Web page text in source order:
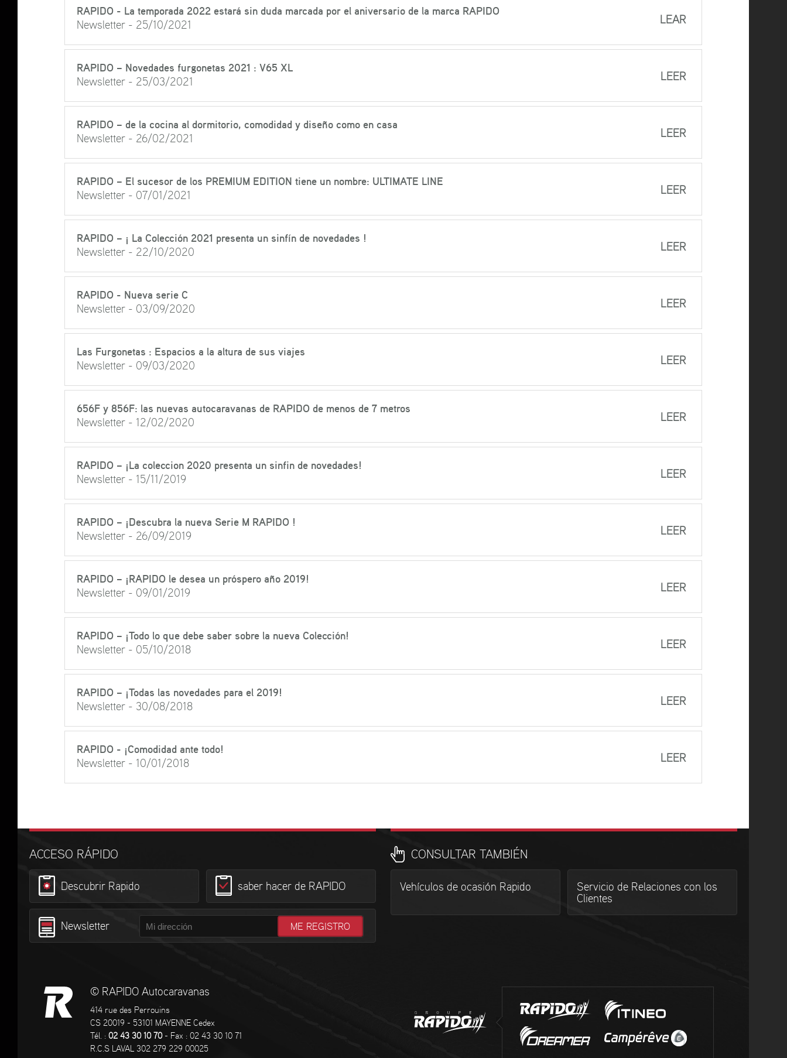
LEAR
RAPIDO - La temporada 2022 estará sin duda marcada por el aniversario de la marca RAPIDO
Newsletter - 25/10/2021
LEER
RAPIDO – Novedades furgonetas 2021 : V65 XL
Newsletter - 25/03/2021
LEER
RAPIDO – de la cocina al dormitorio, comodidad y diseño como en casa
Newsletter - 26/02/2021
LEER
RAPIDO – El sucesor de los PREMIUM EDITION tiene un nombre: ULTIMATE LINE
Newsletter - 07/01/2021
LEER
RAPIDO – ¡ La Colección 2021 presenta un sinfín de novedades !
Newsletter - 22/10/2020
LEER
RAPIDO - Nueva serie C
Newsletter - 03/09/2020
LEER
Las Furgonetas : Espacios a la altura de sus viajes
Newsletter - 09/03/2020
LEER
656F y 856F: las nuevas autocaravanas de RAPIDO de menos de 7 metros
Newsletter - 12/02/2020
LEER
RAPIDO – ¡La coleccion 2020 presenta un sinfin de novedades!
Newsletter - 15/11/2019
LEER
RAPIDO – ¡Descubra la nueva Serie M RAPIDO !
Newsletter - 26/09/2019
LEER
RAPIDO – ¡RAPIDO le desea un próspero año 2019!
Newsletter - 09/01/2019
LEER
RAPIDO – ¡Todo lo que debe saber sobre la nueva Colección!
Newsletter - 05/10/2018
LEER
RAPIDO – ¡Todas las novedades para el 2019!
Newsletter - 30/08/2018
LEER
RAPIDO - ¡Comodidad ante todo!
Newsletter - 10/01/2018
ACCESO RÁPIDO
Descubrir Rapido saber hacer de RAPIDO
Newsletter
CONSULTAR TAMBIÉN
Vehículos de ocasión Rapido
Servicio de Relaciones con los
Clientes
© RAPIDO Autocaravanas
414 rue des Perrouins
CS 20019 - 53101 MAYENNE Cedex
Tél. : 02 43 30 10 70- Fax : 02 43 30 10 71
R.C.S LAVAL 302 279 229 00025